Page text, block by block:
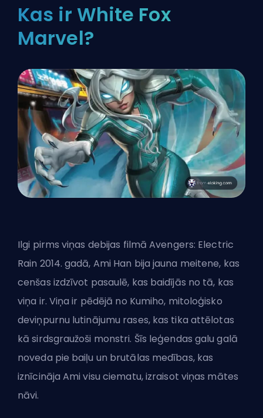
Kas ir White Fox
Marvel?
Ilgi pirms viņas debijas filmā Avengers: Electric
Rain 2014. gadā, Ami Han bija jauna meitene, kas
cenšas izdzīvot pasaulē, kas baidījās no tā, kas
viņa ir. Viņa ir pēdējā no Kumiho, mitoloģisko
deviņpurnu lutinājumu rases, kas tika attēlotas
kā sirdsgraužoši monstri. Šīs leģendas galu galā
noveda pie baiļu un brutālas medības, kas
iznīcināja Ami visu ciematu, izraisot viņas mātes
nāvi.